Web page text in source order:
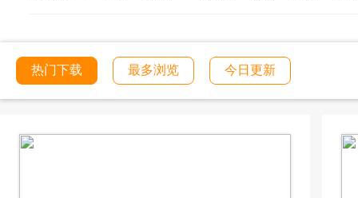
工程建筑
文化传媒 学校教育 医院医疗
热门下载 最多浏览 今日更新